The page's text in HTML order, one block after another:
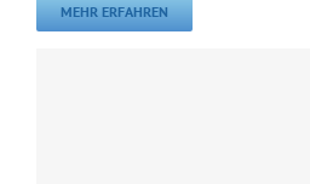
MEHR ERFAHREN